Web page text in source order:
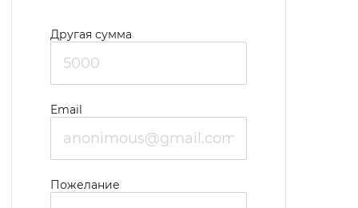
Другая сумма
Email
Пожелание